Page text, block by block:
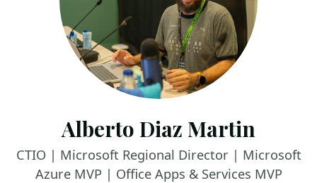
Alberto Diaz Martin
CTIO | Microsoft Regional Director | Microsoft
Azure MVP | Office Apps & Services MVP